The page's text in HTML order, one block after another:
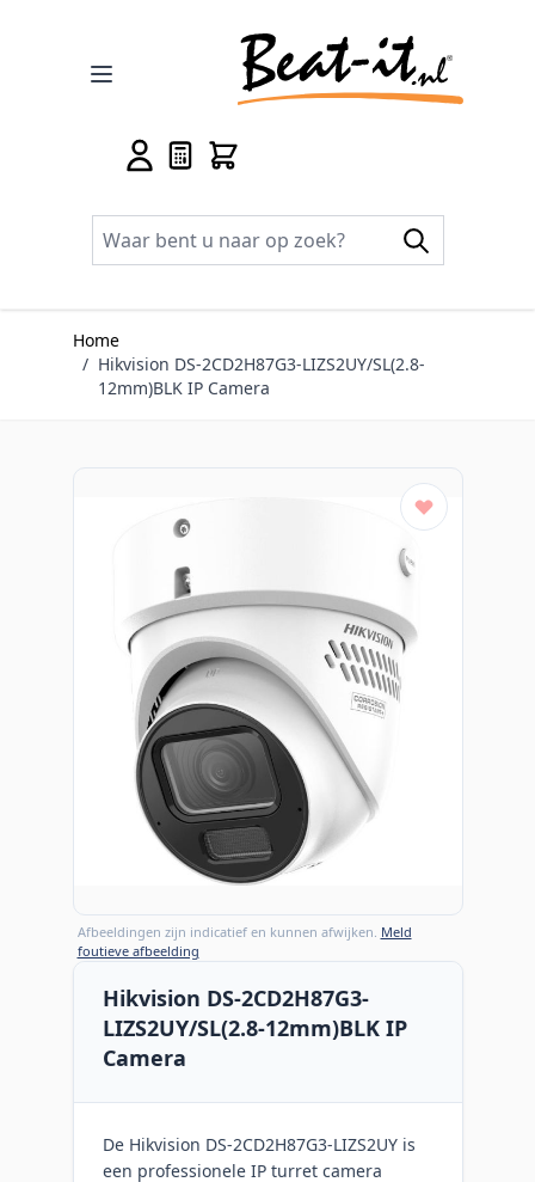
Home
/ Hikvision DS-2CD2H87G3-LIZS2UY/SL(2.8-
12mm)BLK IP Camera
Afbeeldingen zijn indicatief en kunnen afwijken. Meld
foutieve afbeelding
Hikvision DS-2CD2H87G3-
LIZS2UY/SL(2.8-12mm)BLK IP
Camera
De Hikvision DS-2CD2H87G3-LIZS2UY is
een professionele IP turret camera